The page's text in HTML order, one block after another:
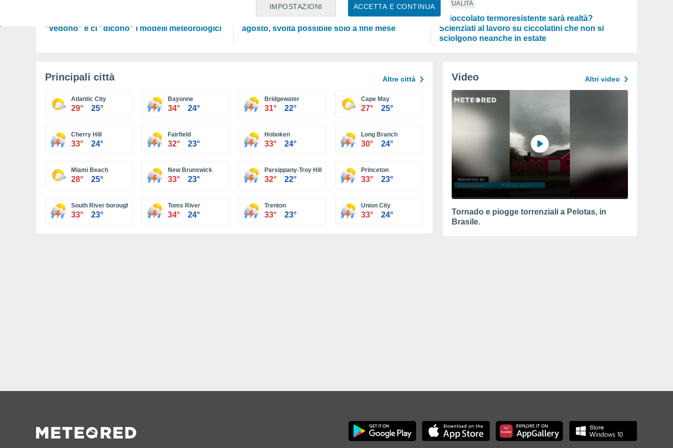
ACCETTA E CONTINUA
IMPOSTAZIONI
"vedono" e ci "dicono" i modelli meteorologici
PREVISIONI
L’estate non cambia rotta: caldo fino a metà
agosto, svolta possibile solo a fine mese
ATTUALITÀ
Il cioccolato termoresistente sarà realtà?
Scienziati al lavoro su ciccolatini che non si
sciolgono neanche in estate
Principali città Altre città
Atlantic City
29° 25°
Bayonne
34° 24°
Bridgewater
31° 22°
Cape May
27° 25°
Cherry Hill
33° 24°
Fairfield
32° 23°
Hoboken
33° 24°
Long Branch
30° 24°
Miami Beach
28° 25°
New Brunswick
33° 23°
Parsippany-Troy Hills
32° 22°
Princeton
33° 23°
South River borough
33° 23°
Toms River
34° 24°
Trenton
33° 23°
Union City
33° 24°
Video Altri video
Tornado e piogge torrenziali a Pelotas, in
Brasile.